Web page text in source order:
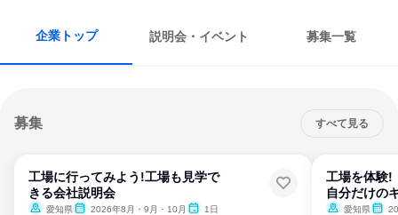
企業トップ 説明会・イベント 募集一覧
募集 すべて見る
工場に行ってみよう!工場も見学で
きる会社説明会
愛知県 2026年8月・9月・10月 1日
工場を体験
自分だけの
愛知県